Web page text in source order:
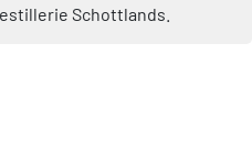
Schottlands.